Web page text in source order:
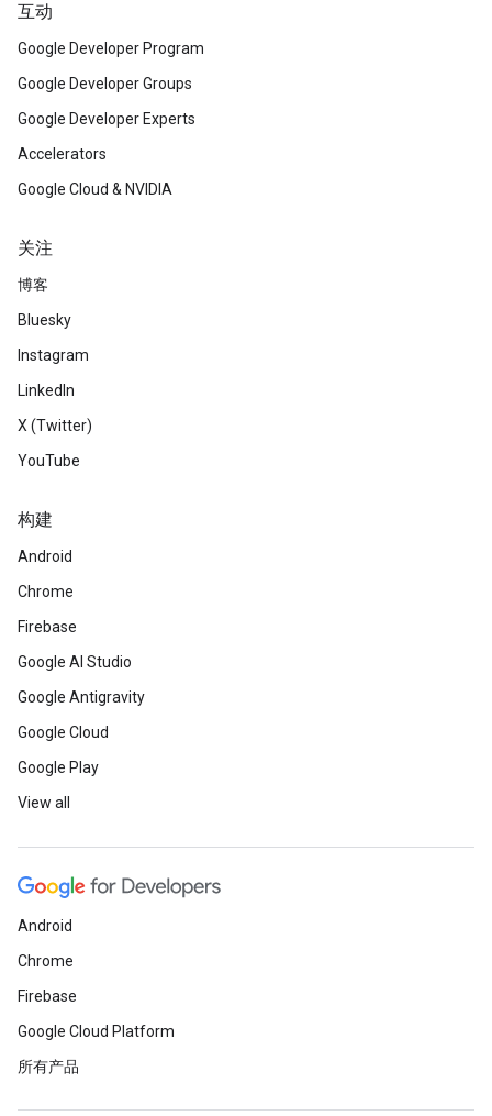
互动
Google Developer Program
Google Developer Groups
Google Developer Experts
Accelerators
Google Cloud & NVIDIA
关注
博客
Bluesky
Instagram
LinkedIn
X (Twitter)
YouTube
构建
Android
Chrome
Firebase
Google AI Studio
Google Antigravity
Google Cloud
Google Play
View all
Android
Chrome
Firebase
Google Cloud Platform
所有产品